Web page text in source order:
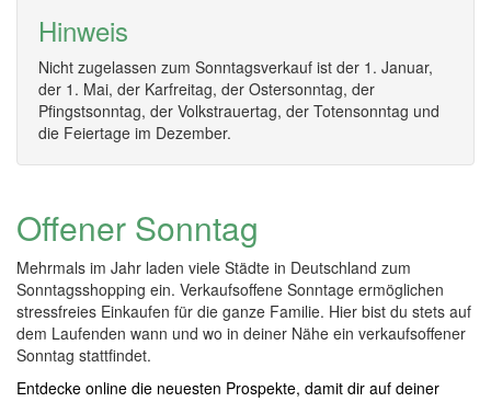
Hinweis
Nicht zugelassen zum Sonntagsverkauf ist der 1. Januar,
der 1. Mai, der Karfreitag, der Ostersonntag, der
Pfingstsonntag, der Volkstrauertag, der Totensonntag und
die Feiertage im Dezember.
Offener Sonntag
Mehrmals im Jahr laden viele Städte in Deutschland zum
Sonntagsshopping ein. Verkaufsoffene Sonntage ermöglichen
stressfreies Einkaufen für die ganze Familie. Hier bist du stets auf
dem Laufenden wann und wo in deiner Nähe ein verkaufsoffener
Sonntag stattfindet.
Entdecke online die neuesten Prospekte, damit dir auf deiner